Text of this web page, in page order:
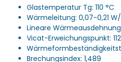
Glastemperatur Tg: 110 °C
Wärmeleitung: 0,07-0,21
Lineare
Vicat-Erweichungspunkt:
Brechungsindex: 1,489